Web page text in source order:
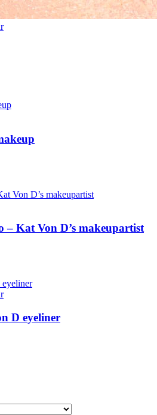
– Kat Von D’s makeupartist
D eyeliner